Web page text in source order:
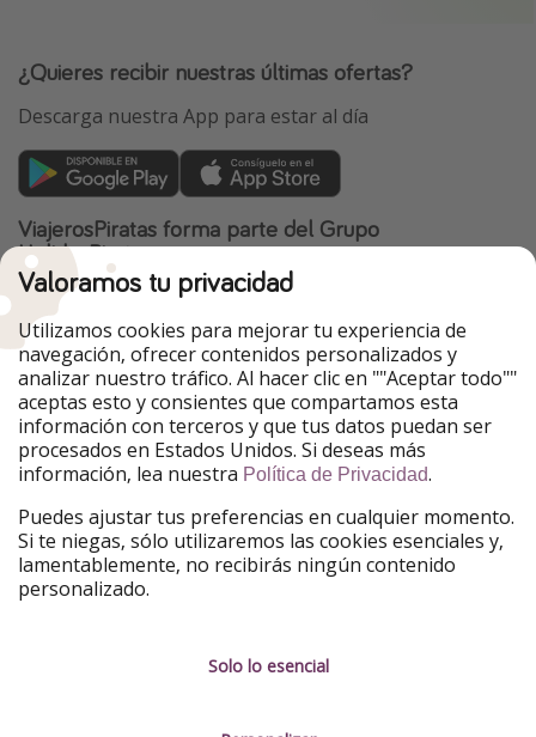
¿Quieres recibir nuestras últimas ofertas?
Descarga nuestra App para estar al día
ViajerosPiratas forma parte del Grupo
HolidayPirates
Nuestros mercados
PiratinViaggio
HolidayPirates
VakantiePiraten
WakacyjniPiraci
VoyagesPirates
Ferienpiraten
Urlaubspiraten
Urlaubspiraten
TravelPirates
Nuestro grupo
HolidayPirates Group
Conócenos mejor
Sobre ViajerosPiratas
Información legal
Valoramos tu privacidad
Utilizamos cookies para mejorar tu experiencia de
navegación, ofrecer contenidos personalizados y
analizar nuestro tráfico. Al hacer clic en ""Aceptar todo""
aceptas esto y consientes que compartamos esta
información con terceros y que tus datos puedan ser
procesados en Estados Unidos. Si deseas más
información, lea nuestra Política de Privacidad.
Puedes ajustar tus preferencias en cualquier momento.
Si te niegas, sólo utilizaremos las cookies esenciales y,
lamentablemente, no recibirás ningún contenido
personalizado.
Solo lo esencial